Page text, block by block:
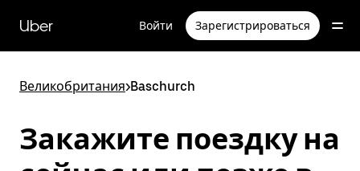
перейти
к
содержимому
Uber Войти Зарегистрироваться
Великобритания>Baschurch
Закажите поездку на